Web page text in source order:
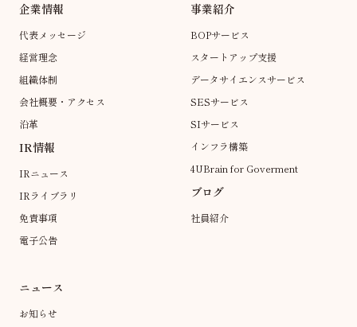
企業情報
代表メッセージ
経営理念
組織体制
会社概要・アクセス
沿革
IR情報
IRニュース
IRライブラリ
免責事項
電子公告
事業紹介
BOPサービス
スタートアップ支援
データサイエンスサービス
SESサービス
SIサービス
インフラ構築
4UBrain for Goverment
ブログ
社員紹介
ニュース
お知らせ